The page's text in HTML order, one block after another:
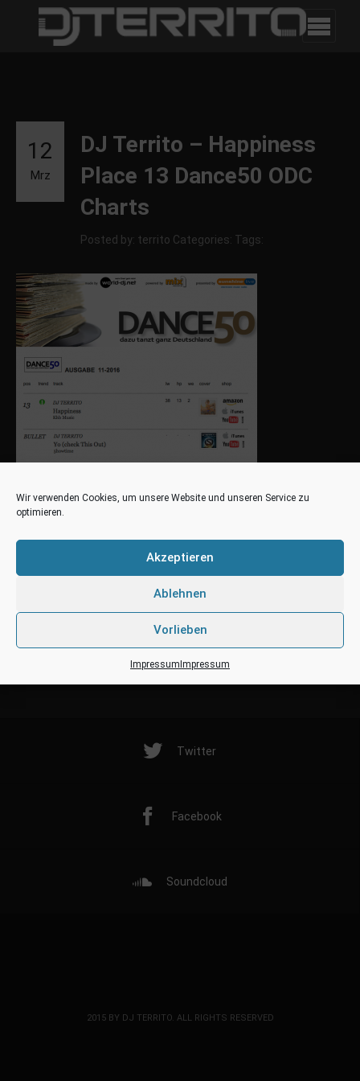
Wir verwenden Cookies, um unsere Website und unseren Service zu
optimieren.
Akzeptieren
Ablehnen
Vorlieben
ImpressumImpressum
DJ Territo – Happiness
Place 13 Dance50 ODC
Charts
Posted by: territo Categories: Tags:
12
Mrz
Twitter
Facebook
Soundcloud
2015 BY DJ TERRITO. ALL RIGHTS RESERVED